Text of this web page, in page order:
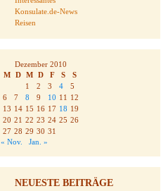
Konsulate.de-News
Reisen
Dezember 2010
M D M D F S
S
1
2 3 4
5
6
7 8 9 10 11 12
13 14 15 16 17 18 19
20 21 22 23 24 25 26
27 28 29 30 31
« Nov.
Jan. »
NEUESTE BEITRÄGE